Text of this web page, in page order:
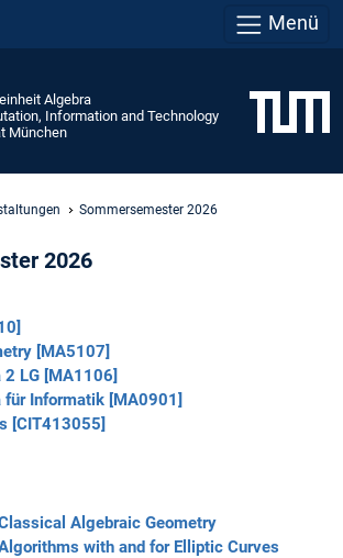
Menü
Algebra
Information and Technology
München
Sommersemester 2026
2026
[MA5107]
2 LG [MA1106]
für Informatik [MA0901]
[CIT413055]
Algebraic Geometry
with and for Elliptic Curves